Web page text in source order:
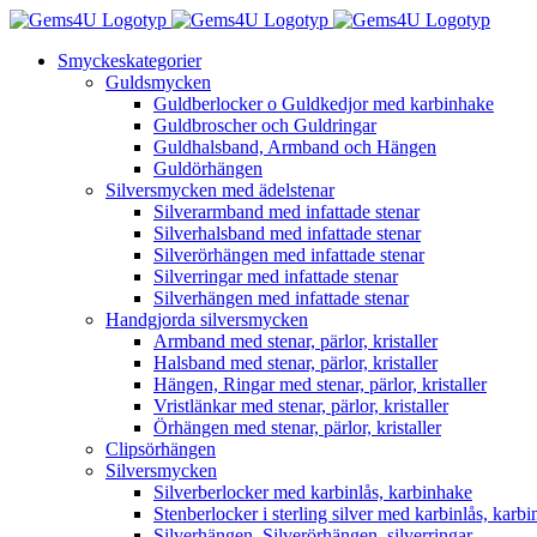
Fortsätt
innehålletSmyckeskategorier
Guldsmycken
Guldberlocker o Guldkedjor med karbinhake
Guldbroscher och Guldringar
Guldhalsband, Armband och Hängen
Guldörhängen
Silversmycken med ädelstenar
Silverarmband med infattade stenar
Silverhalsband med infattade stenar
Silverörhängen med infattade stenar
Silverringar med infattade stenar
Silverhängen med infattade stenar
Handgjorda silversmycken
Armband med stenar, pärlor, kristaller
Halsband med stenar, pärlor, kristaller
Hängen, Ringar med stenar, pärlor, kristaller
Vristlänkar med stenar, pärlor, kristaller
Örhängen med stenar, pärlor, kristaller
Clipsörhängen
Silversmycken
Silverberlocker med karbinlås, karbinhake
Stenberlocker i sterling silver med karbinlås,